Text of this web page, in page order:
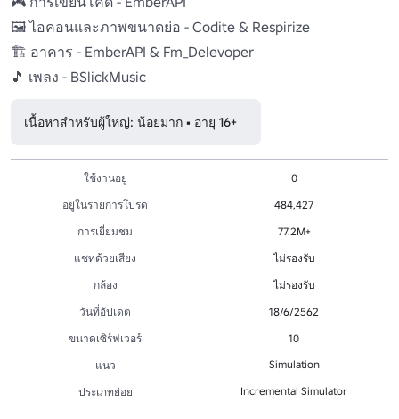
🖼 ไอคอนและภาพขนาดย่อ - Codite & Respirize
🏗 อาคาร - EmberAPI & Fm_Delevoper
🎵 เพลง - BSlickMusic
เนื้อหาสำหรับผู้ใหญ่: น้อยมาก • อายุ 16+
ใช้งานอยู่
0
อยู่ในรายการโปรด
484,427
การเยี่ยมชม
77.2M+
แชทด้วยเสียง
ไม่รองรับ
กล้อง
ไม่รองรับ
วันที่อัปเดต
18/6/2562
ขนาดเซิร์ฟเวอร์
10
แนว
Simulation
ประเภทย่อย Incremental Simulator